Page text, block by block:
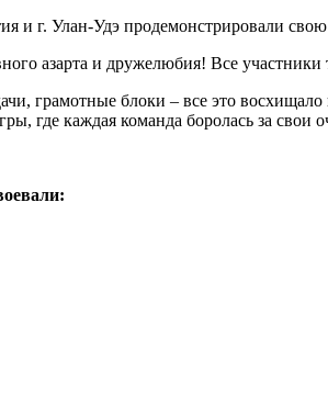
и г. Улан-Удэ продемонстрировали
азарта и дружелюбия! Все
грамотные блоки – все это
где каждая команда боролась за